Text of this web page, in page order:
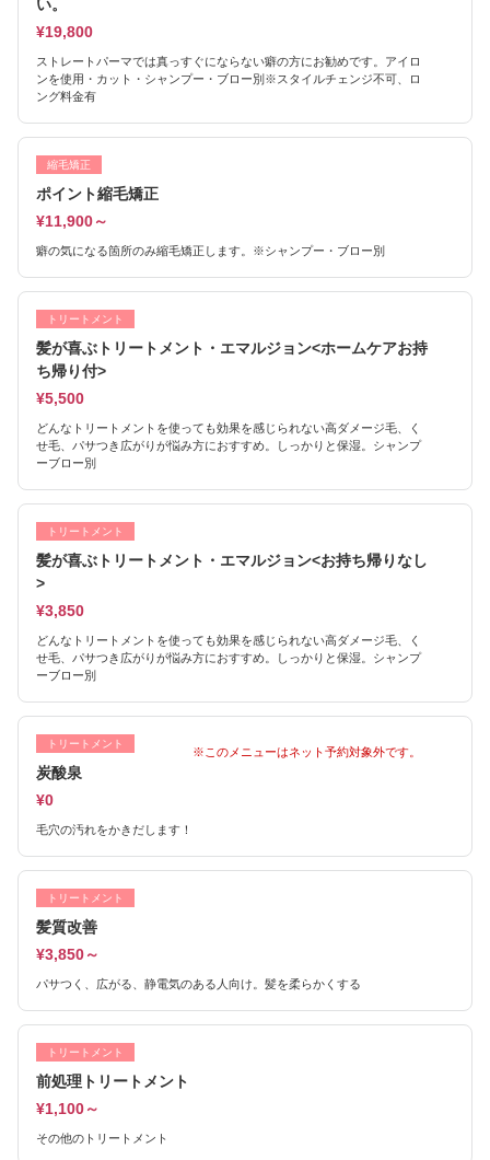
い。
¥19,800
ストレートパーマでは真っすぐにならない癖の方にお勧めです。アイロ
ンを使用・カット・シャンプー・ブロー別※スタイルチェンジ不可、ロ
ング料金有
縮毛矯正
ポイント縮毛矯正
¥11,900～
癖の気になる箇所のみ縮毛矯正します。※シャンプー・ブロー別
トリートメント
髪が喜ぶトリートメント・エマルジョン<ホームケアお持
ち帰り付>
¥5,500
どんなトリートメントを使っても効果を感じられない高ダメージ毛、く
せ毛、パサつき広がりが悩み方におすすめ。しっかりと保湿。シャンプ
ーブロー別
トリートメント
髪が喜ぶトリートメント・エマルジョン<お持ち帰りなし
>
¥3,850
どんなトリートメントを使っても効果を感じられない高ダメージ毛、く
せ毛、パサつき広がりが悩み方におすすめ。しっかりと保湿。シャンプ
ーブロー別
トリートメント
炭酸泉
¥0
毛穴の汚れをかきだします！
※このメニューはネット予約対象外です。
トリートメント
髪質改善
¥3,850～
パサつく、広がる、静電気のある人向け。髪を柔らかくする
トリートメント
前処理トリートメント
¥1,100～
その他のトリートメント